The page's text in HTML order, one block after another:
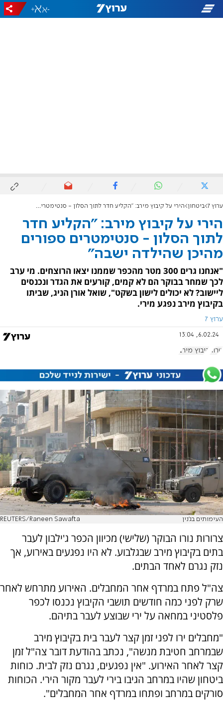
-
+
ערוץ 7 ביטחון הירי על קיבוץ מירב: "הקליע חדר לתוך הסלון - סנטימטרים ספורים מהיכן שהילדה ישבה"
הירי על קיבוץ מירב: "הקליע חדר
לתוך הסלון - סנטימטרים ספורים
מהיכן שהילדה ישבה"
"אנחנו גרים 300 מטר מהכפר שממנו יצאו הרוצחים. מי ערב
לכך שמחר בבוקר הם לא קמים, קורעים את הגדר ונכנסים
ליישוב? לא יכולים לישון בשקט", שואל אורן הניג, שביתו
בקיבוץ מירב נפגע מירי.
ערוץ 7
6.02.24, 13:04
טרור קיבוץ מירב
העימותים בג'נין REUTERS/Raneen Sawafta
צרורות נורו הבוקר (שלישי) מכיוון הכפר ג'ילבון לעבר
בתים בקיבוץ מירב שבגלבוע. לא היו נפגעים באירוע, אך
נזק נגרם לאחד הבתים.
צה"ל פתח במרדף אחר המחבלים. האירוע מתרחש לאחר
שרק לפני כמה חודשים תושבי הקיבוץ נכנסו לכפר
פלסטיני במחאה על ירי שבוצע לעבר בתיהם.
"מחבלים ירו לפני זמן קצר לעבר בית בקיבוץ מירב
שבמרחב חטיבת מנשה", נכתב בהודעת דובר צה"ל זמן
קצר לאחר האירוע. "אין נפגעים, נגרם נזק לבית. כוחות
ביטחון שהיו במרחב הגיבו בירי לעבר מקור הירי. הכוחות
סורקים במרחב ופתחו במרדף אחר המחבלים".